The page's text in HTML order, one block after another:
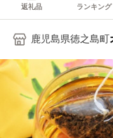
返礼品 ランキング
鹿児島県徳之島町